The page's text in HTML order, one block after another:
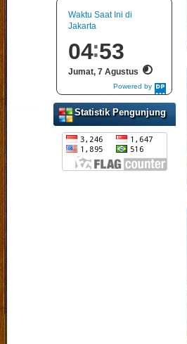
Powered by
DaysPedia.com
Waktu Saat Ini di
Jakarta
04 53
Jumat, 7 Agustus
Statistik Pengunjung